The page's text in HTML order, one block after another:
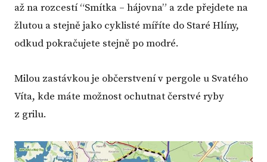
až na rozcestí “Smítka – hájovna” a zde přejdete na
žlutou a stejně jako cyklisté míříte do Staré Hlíny,
odkud pokračujete stejně po modré.
Milou zastávkou je občerstvení v pergole u Svatého
Víta, kde máte možnost ochutnat čerstvé ryby
z grilu.